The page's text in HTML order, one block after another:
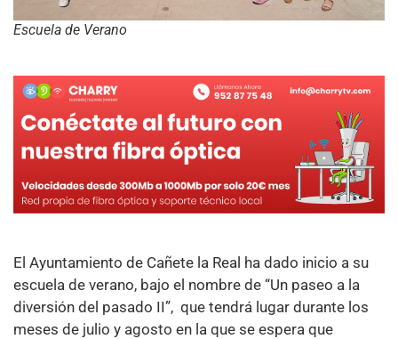
Escuela de Verano
El Ayuntamiento de Cañete la Real ha dado inicio a su
escuela de verano, bajo el nombre de “Un paseo a la
diversión del pasado II”, que tendrá lugar durante los
meses de julio y agosto en la que se espera que